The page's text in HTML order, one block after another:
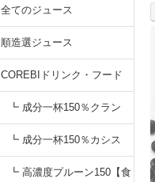
全てのジュース
順造選ジュース
COREBIドリンク・フード
┗ 成分一杯150％クラン
無添加クランベリー150
【すっきりキナ酸】
┗ 成分一杯150％カシス
無添加カシスジュース【く
┗ 高濃度プルーン150【食